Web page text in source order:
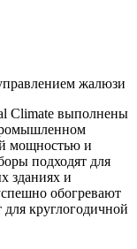
жалюзи
Climate выполнены
мощностью и
подходят для
зданиях и
обогревают
круглогодичной